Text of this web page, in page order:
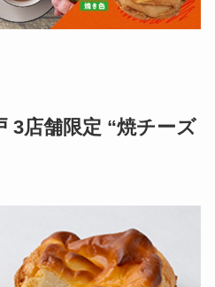
3店舗限定 “焼チーズ